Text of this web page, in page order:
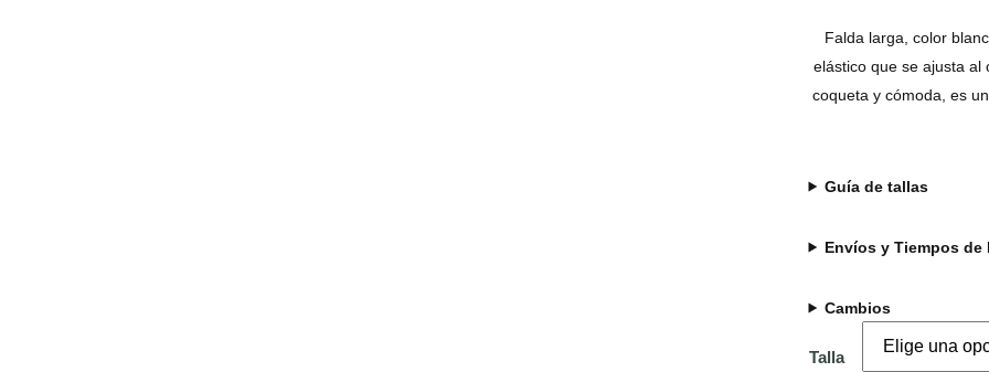
Falda larga, color
elástico que se ajusta al
coqueta y cómoda, es
Guía de tallas
Envíos y Tiempos de
Cambios
Talla